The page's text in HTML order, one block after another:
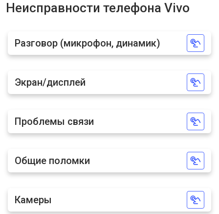
Неисправности телефона Vivo
Разговор (микрофон, динамик)
Экран/дисплей
Проблемы связи
Общие поломки
Камеры